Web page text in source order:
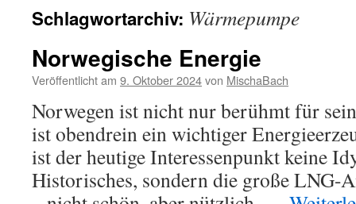
Schlagwortarchiv: Wärmepumpe
Norwegische Energie
Veröffentlicht am 9. Oktober 2024von MischaBach
Norwegen ist nicht nur berühmt für
ist obendrein ein wichtiger
ist der heutige Interessenpunkt keine
Historisches, sondern die große LNG-